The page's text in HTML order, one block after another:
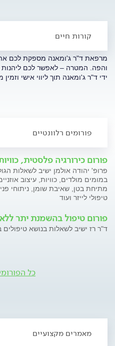
קורות חיים
מרפאת ד"ר ג'ומאנה מספקת לכם את
ידי ד"ר ג'ומאנה תוך ליווי אישי
פורומים רלוונטיים
פורום כירורגיה פלסטית,
פרופ' יהודה אולמן ישיב לשאלות
במומים מולדים, כוויות, עיצוב
מתיחת בטן, שאיבת שומן, ניתוחי
טיפולי לייזר ועוד
פורום טיפול בהשמנת יתר ללא
ד"ר רז ישיב לשאלות בנושא
כל
מאמרים מקצועיים